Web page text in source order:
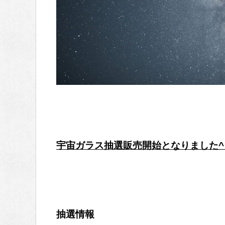
宇宙ガラス抽選販売開始となりました
抽選情報